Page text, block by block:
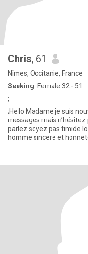
Chris, 61
Nîmes, Occitanie, France
Seeking: Female 32 - 51
;
;Hello Madame je suis
messages mais
parlez soyez pas timide
homme sincere et